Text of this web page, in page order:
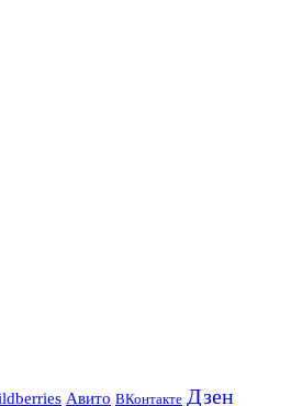
Авито ВКонтакте Дзен